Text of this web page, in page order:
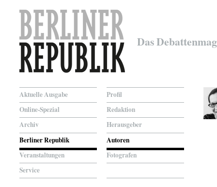
Das
Aktuelle Ausgabe
Online-Spezial
Archiv
Berliner Republik
Veranstaltungen
Service
Profil
Redaktion
Herausgeber
Autoren
Fotografen